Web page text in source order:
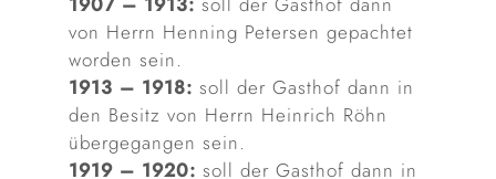
von Herrn Henning Petersen gepachtet
worden sein.
1913 – 1918: soll der Gasthof dann in
den Besitz von Herrn Heinrich Röhn
übergegangen sein.
1919 – 1920: soll der Gasthof dann in